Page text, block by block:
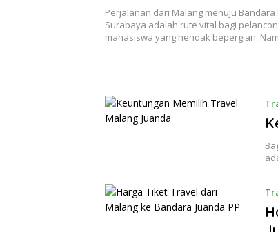
Perjalanan dari Malang menuju
Surabaya adalah rute vital bagi
mahasiswa yang hendak bepergian.